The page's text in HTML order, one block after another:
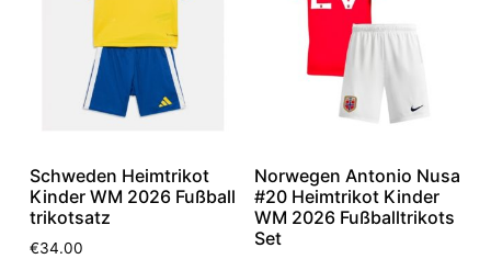
Schweden Heimtrikot
Kinder WM 2026 Fußball
trikotsatz
€34.00
Norwegen Antonio Nusa
#20 Heimtrikot Kinder
WM 2026 Fußballtrikots
Set